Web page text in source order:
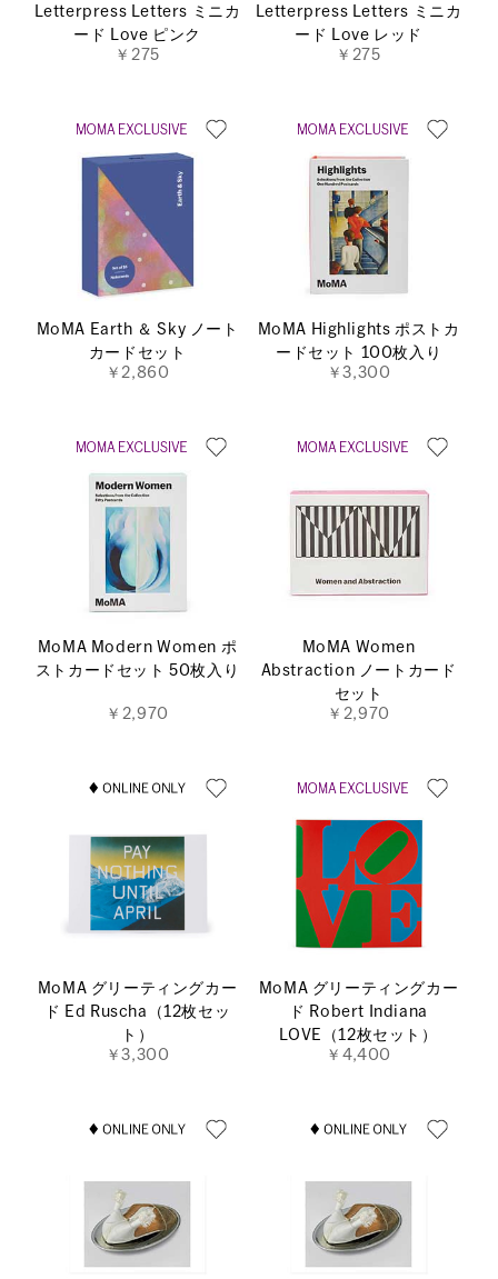
Letterpress Letters ミニカ
ード Love ピンク
￥275
Letterpress Letters ミニカ
ード Love レッド
￥275
MoMA Earth ＆ Sky ノート
カードセット
￥2,860
MoMA Highlights ポストカ
ードセット 100枚入り
￥3,300
MoMA Modern Women ポ
ストカードセット 50枚入り
￥2,970
MoMA Women
Abstraction ノートカード
セット
￥2,970
MoMA グリーティングカー
ド Ed Ruscha（12枚セッ
ト）
￥3,300
MoMA グリーティングカー
ド Robert Indiana
LOVE（12枚セット）
￥4,400